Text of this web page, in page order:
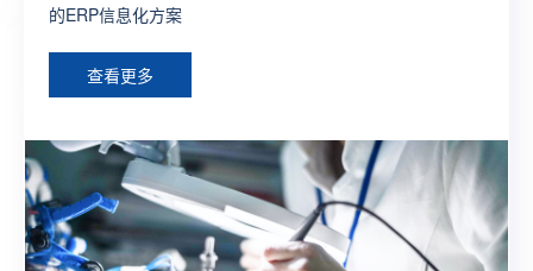
的ERP信息化方案
查看更多
化的ERP定制方案
查看更多
综合型ERP方案
查看更多